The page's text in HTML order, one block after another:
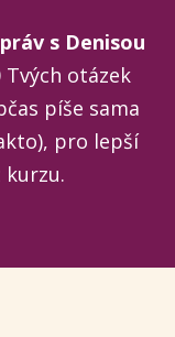
s Denisou
otázek
píše sama
pro lepší